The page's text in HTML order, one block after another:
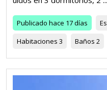
Publicado hace 17 días
Habitaciones 3 Baños 2